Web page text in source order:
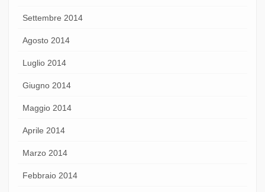
Settembre 2014
Agosto 2014
Luglio 2014
Giugno 2014
Maggio 2014
Aprile 2014
Marzo 2014
Febbraio 2014